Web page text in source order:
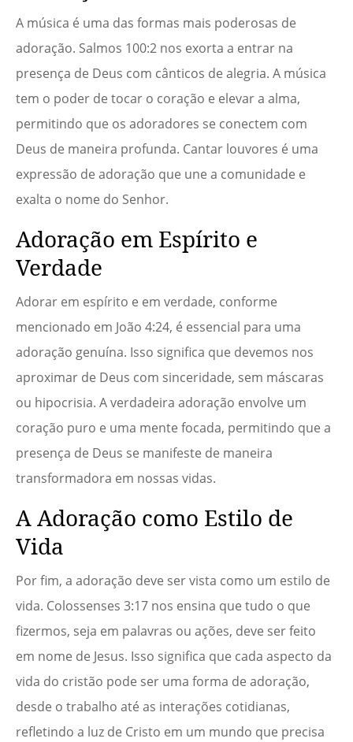
A música é uma das formas mais poderosas de
adoração. Salmos 100:2 nos exorta a entrar na
presença de Deus com cânticos de alegria. A música
tem o poder de tocar o coração e elevar a alma,
permitindo que os adoradores se conectem com
Deus de maneira profunda. Cantar louvores é uma
expressão de adoração que une a comunidade e
exalta o nome do Senhor.
Adoração em Espírito e
Verdade
Adorar em espírito e em verdade, conforme
mencionado em João 4:24, é essencial para uma
adoração genuína. Isso significa que devemos nos
aproximar de Deus com sinceridade, sem máscaras
ou hipocrisia. A verdadeira adoração envolve um
coração puro e uma mente focada, permitindo que a
presença de Deus se manifeste de maneira
transformadora em nossas vidas.
A Adoração como Estilo de
Vida
Por fim, a adoração deve ser vista como um estilo de
vida. Colossenses 3:17 nos ensina que tudo o que
fizermos, seja em palavras ou ações, deve ser feito
em nome de Jesus. Isso significa que cada aspecto da
vida do cristão pode ser uma forma de adoração,
desde o trabalho até as interações cotidianas,
refletindo a luz de Cristo em um mundo que precisa